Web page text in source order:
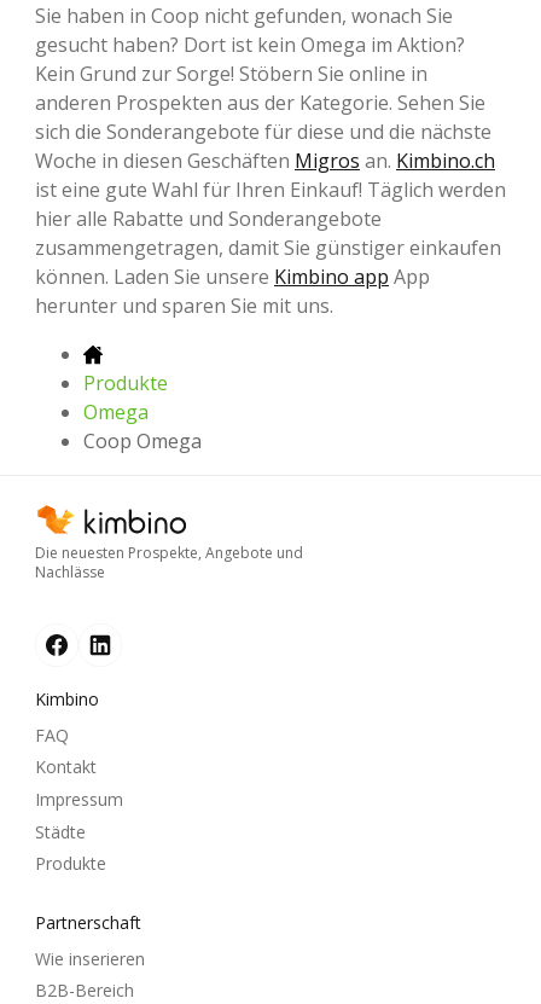
Sie haben in Coop nicht gefunden, wonach Sie
gesucht haben? Dort ist kein Omega im Aktion?
Kein Grund zur Sorge! Stöbern Sie online in
anderen Prospekten aus der Kategorie. Sehen Sie
sich die Sonderangebote für diese und die nächste
Woche in diesen Geschäften Migros an. Kimbino.ch
ist eine gute Wahl für Ihren Einkauf! Täglich werden
hier alle Rabatte und Sonderangebote
zusammengetragen, damit Sie günstiger einkaufen
können. Laden Sie unsere Kimbino app App
herunter und sparen Sie mit uns.
Produkte
Omega
Coop Omega
Die neuesten Prospekte, Angebote und
Nachlässe
Kimbino
FAQ
Kontakt
Impressum
Städte
Produkte
Partnerschaft
Wie inserieren
B2B-Bereich